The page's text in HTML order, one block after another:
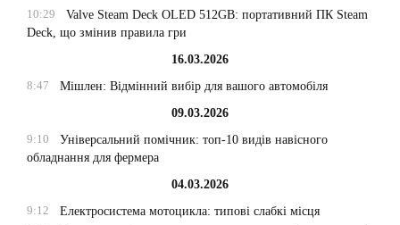
10:29
Valve Steam Deck OLED 512GB: портативний ПК Steam
Deck, що змінив правила гри
16.03.2026
8:47
Мішлен: Відмінний вибір для вашого автомобіля
09.03.2026
9:10
Універсальний помічник: топ-10 видів навісного
обладнання для фермера
04.03.2026
9:12
Електросистема мотоцикла: типові слабкі місця